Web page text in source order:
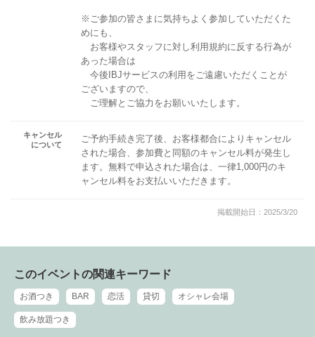
※ご参加の皆さまに気持ちよく参加していただくた
めにも、
お客様やスタッフに対し利用規約に反する行為が
あった場合は
今後IBJサービスの利用をご遠慮いただくことが
ございますので、
ご理解とご協力をお願いいたします。
キャンセル
について
ご予約手続き完了後、お客様都合によりキャンセル
された場合、参加費と同額のキャンセル料が発生し
ます。無料で申込された場合は、一律1,000円のキ
ャンセル料をお支払いいただきます。
掲載開始日：2025/3/20
このイベントの関連キーワード
お酒つき BAR 恋活 貸切 オシャレ会場
飲み放題つき